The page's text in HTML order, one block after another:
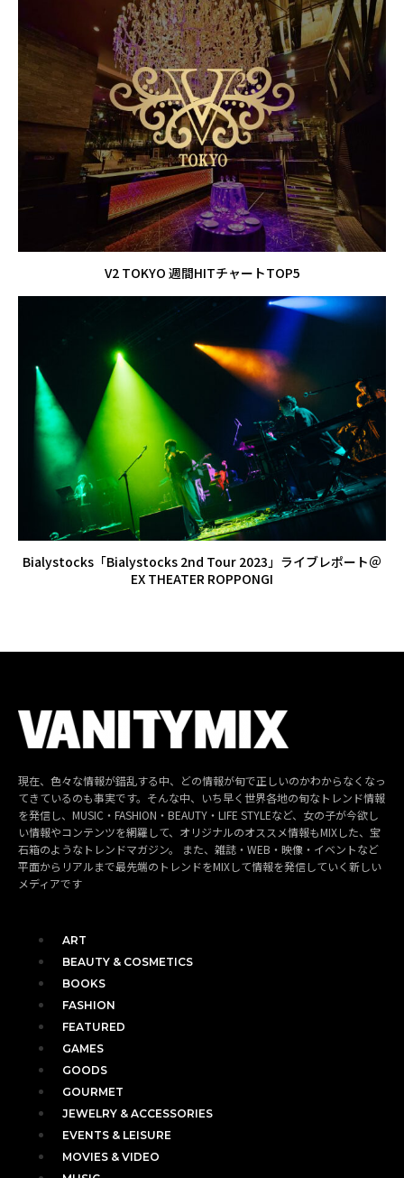
V2 TOKYO 週間HITチャートTOP5
Bialystocks「Bialystocks 2nd Tour 2023」ライブレポート＠
EX THEATER ROPPONGI
現在、色々な情報が錯乱する中、どの情報が旬で正しいのかわからなくなっ
てきているのも事実です。そんな中、いち早く世界各地の旬なトレンド情報
を発信し、MUSIC・FASHION・BEAUTY・LIFE STYLEなど、女の子が今欲し
い情報やコンテンツを網羅して、オリジナルのオススメ情報もMIXした、宝
石箱のようなトレンドマガジン。 また、雑誌・WEB・映像・イベントなど
平面からリアルまで最先端のトレンドをMIXして情報を発信していく新しい
メディアです
ART
BEAUTY & COSMETICS
BOOKS
FASHION
FEATURED
GAMES
GOODS
GOURMET
JEWELRY & ACCESSORIES
EVENTS & LEISURE
MOVIES & VIDEO